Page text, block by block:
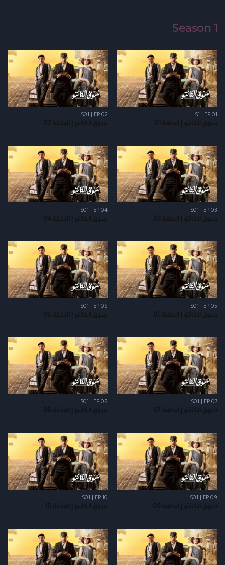
Season 1
S1 | EP 01
سوق الكانتو | الحلقة 01
S01 | EP 02
سوق الكانتو | الحلقة 02
S01 | EP 03
سوق الكانتو | الحلقة 03
S01 | EP 04
سوق الكانتو | الحلقة 04
S01 | EP 05
سوق الكانتو | الحلقة 05
S01 | EP 06
سوق الكانتو | الحلقة 06
S01 | EP 07
سوق الكانتو | الحلقة 07
S01 | EP 08
سوق الكانتو | الحلقة 08
S01 | EP 09
سوق الكانتو | الحلقة 09
S01 | EP 10
سوق الكانتو | الحلقة 10